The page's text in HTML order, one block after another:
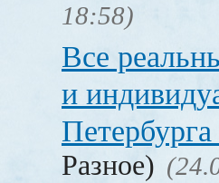
18:58)
Все
и
Петербурга
Разное)